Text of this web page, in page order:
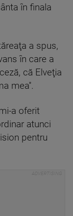
în finala
a spus,
în care a
că Elveţia
mea''.
a oferit
atunci
pentru